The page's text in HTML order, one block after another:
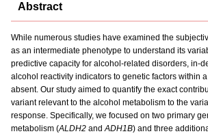
Abstract
While numerous studies have examined the
as an intermediate phenotype to understand its
predictive capacity for alcohol-related disorders, in-
alcohol reactivity indicators to genetic factors within
absent. Our study aimed to quantify the exact
variant relevant to the alcohol metabolism to the
response. Specifically, we focused on two primary
metabolism (ALDH2 andADH1B) and three